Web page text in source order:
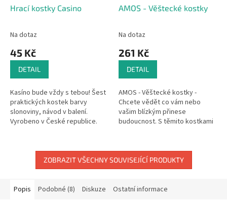
Hrací kostky Casino
Na dotaz
45 Kč
DETAIL
Kasíno bude vždy s tebou! Šest
praktických kostek barvy
slonoviny, návod v balení.
Vyrobeno v České republice.
AMOS - Věštecké kostky
Na dotaz
261 Kč
DETAIL
AMOS - Věštecké kostky -
Chcete vědět co vám nebo
vašim blízkým přinese
budoucnost. S těmito kostkami
doporučovat...
ZOBRAZIT VŠECHNY SOUVISEJÍCÍ PRODUKTY
Popis Podobné (8) Diskuze Ostatní informace